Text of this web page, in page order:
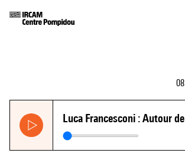
Luca Francesconi : Autour de